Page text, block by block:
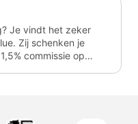
Je vindt het zeker
Zij schenken je
commissie op